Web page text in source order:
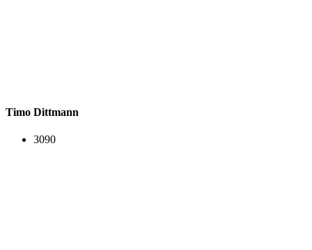
Timo Dittmann
3090